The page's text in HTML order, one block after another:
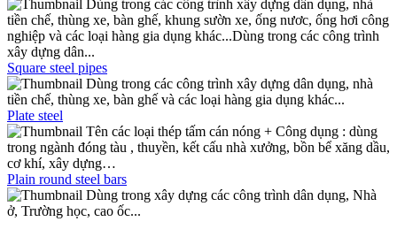
Dùng trong các công trình xây dựng dân dụng, nhà
tiền chế, thùng xe, bàn ghế, khung sườn xe, ống nươc, ống hơi công
nghiệp và các loại hàng gia dụng khác...Dùng trong các công trình
xây dựng dân...
Square steel pipes
Dùng trong các công trình xây dựng dân dụng, nhà
tiền chế, thùng xe, bàn ghế và các loại hàng gia dụng khác...
Plate steel
Tên các loại thép tấm cán nóng + Công dụng : dùng
trong ngành đóng tàu , thuyền, kết cấu nhà xưởng, bồn bể xăng dầu,
cơ khí, xây dựng…
Plain round steel bars
Dùng trong xây dựng các công trình dân dụng, Nhà
ở, Trường học, cao ốc...